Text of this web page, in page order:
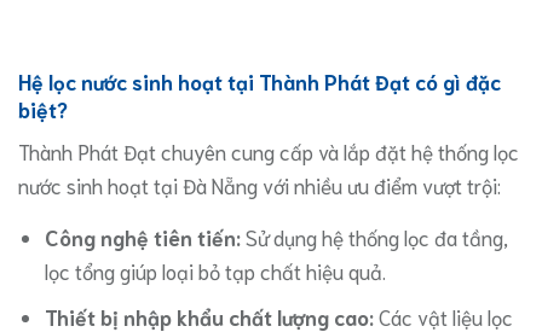
Hệ lọc nước sinh hoạt tại Thành Phát Đạt có gì đặc
biệt?
Thành Phát Đạt chuyên cung cấp và lắp đặt hệ thống lọc
nước sinh hoạt tại Đà Nẵng với nhiều ưu điểm vượt trội:
Công nghệ tiên tiến:Sử dụng hệ thống lọc đa tầng,
lọc tổng giúp loại bỏ tạp chất hiệu quả.
Thiết bị nhập khẩu chất lượng cao:Các vật liệu lọc